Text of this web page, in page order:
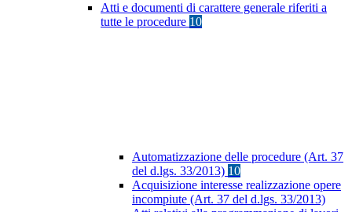
Atti e documenti di carattere generale riferiti a
tutte le procedure 10
Automatizzazione delle procedure (Art. 37
del d.lgs. 33/2013) 10
Acquisizione interesse realizzazione opere
incompiute (Art. 37 del d.lgs. 33/2013)